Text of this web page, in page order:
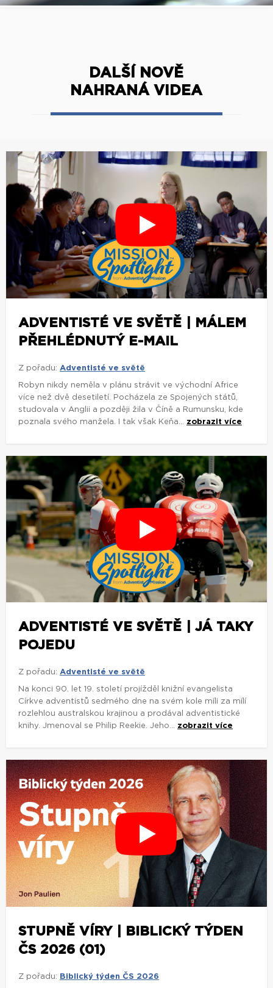
DALŠÍ NOVĚ
NAHRANÁ VIDEA
ADVENTISTÉ VE SVĚTĚ | MÁLEM
PŘEHLÉDNUTÝ E-MAIL
Z pořadu: Adventisté ve světě
Robyn nikdy neměla v plánu strávit ve východní Africe
více než dvě desetiletí. Pocházela ze Spojených států,
studovala v Anglii a později žila v Číně a Rumunsku, kde
poznala svého manžela. I tak však Keňa... zobrazit více
ADVENTISTÉ VE SVĚTĚ | JÁ TAKY
POJEDU
Z pořadu: Adventisté ve světě
Na konci 90. let 19. století projížděl knižní evangelista
Církve adventistů sedmého dne na svém kole míli za mílí
rozlehlou australskou krajinou a prodával adventistické
knihy. Jmenoval se Philip Reekie. Jeho... zobrazit více
STUPNĚ VÍRY | BIBLICKÝ TÝDEN
ČS 2026 (01)
Z pořadu: Biblický týden ČS 2026